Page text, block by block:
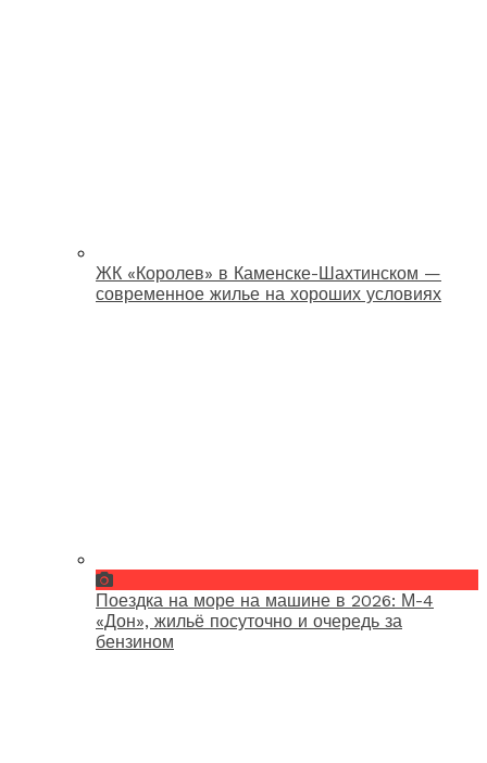
ЖК «Королев» в Каменске-Шахтинском —
современное жилье на хороших условиях
Поездка на море на машине в 2026: М-4
«Дон», жильё посуточно и очередь за
бензином